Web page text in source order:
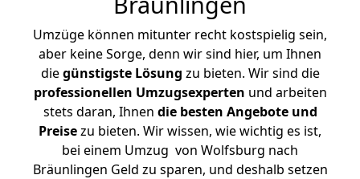
Umzüge können mitunter recht kostspielig sein,
aber keine Sorge, denn wir sind hier, um Ihnen
diegünstigste Lösung zu bieten. Wir sind die
professionellen Umzugsexperten und arbeiten
stets daran, Ihnen die besten Angebote und
Preisezu bieten. Wir wissen, wie wichtig es ist,
bei einem Umzug von Wolfsburg nach
Bräunlingen Geld zu sparen, und deshalb setzen